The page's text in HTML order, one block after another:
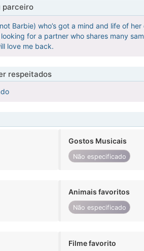
parceiro
Barbie) who’s got a mind and life of
for a partner who shares many
love me back.
respeitados
Gostos Musicais
Não especificado
Animais favoritos
Não especificado
Filme favorito